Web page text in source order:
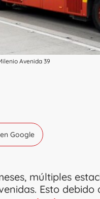
Avenida 39
Google
múltiples
Esto